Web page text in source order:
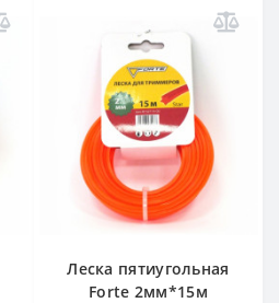
Леска пятиугольная
Forte 2мм*15м